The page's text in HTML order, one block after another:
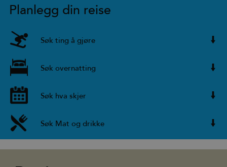
Planlegg din reise
Søk ting å gjøre
Søk overnatting
Søk hva skjer
Søk Mat og drikke